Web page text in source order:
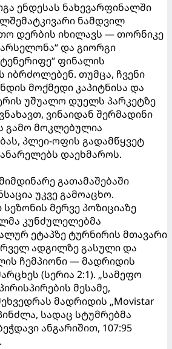
ენდესას ნახევარფინალში
ნამდვილ
დერბის იხილავს — თორნიკე
და გიორგი
ფინალის
იბრძოლებენ. თუმცა, ჩვენი
მოქმედი კაპიტნისა და
უშუალო დუელს პარკეტზე
ვინაიდან შერმადინი
გამო მოკლებულია
პლეი-ოფის გადამწყვეტ
დაეხმაროს.
გათამაშებაში
უკვე გამოაცხო.
მერვე პოზიციაზე
კუნძულელებმა
ეტაპზე ტურნირის მთავარი
ადგილზე გასული და
ჩემპიონი — მადრიდის
(სერია 2:1). „სამეფო
მესამე,
მადრიდის „Movistar
სადაც სტუმრებმა
ანგარიშით, 107:95